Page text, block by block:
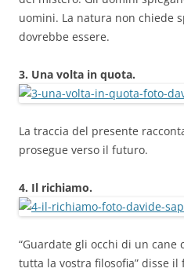
uomini. La natura non chiede
dovrebbe essere.
3. Una volta in quota.
La traccia del presente
prosegue verso il futuro.
4. Il richiamo.
“Guardate gli occhi di un cane
tutta la vostra filosofia” disse